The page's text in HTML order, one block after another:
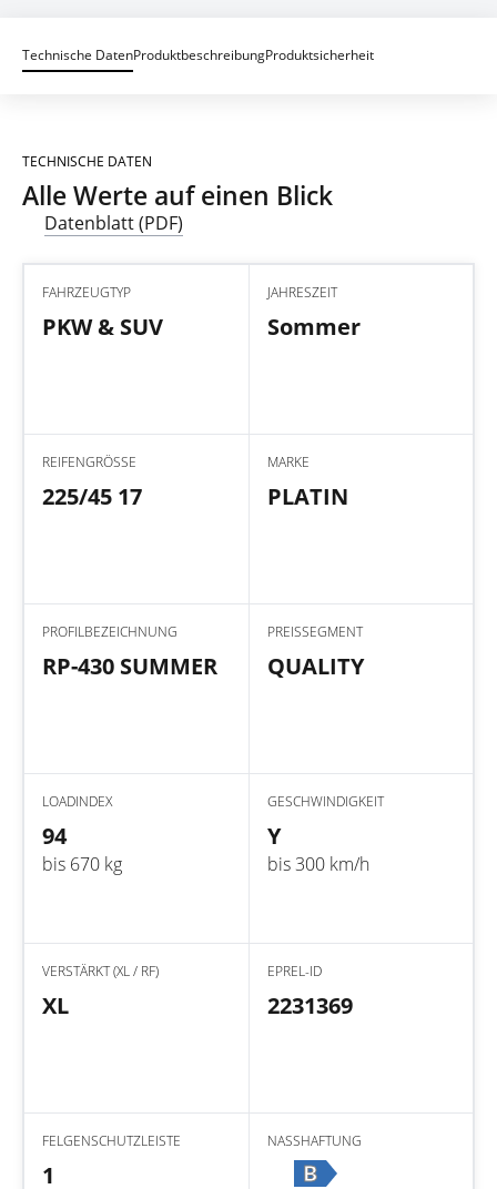
Technische DatenProduktbeschreibungProduktsicherheit
TECHNISCHE DATEN
Alle Werte auf einen Blick
Datenblatt (PDF)
FAHRZEUGTYP
PKW & SUV
JAHRESZEIT
Sommer
REIFENGRÖSSE
225/45 17
MARKE
PLATIN
PROFILBEZEICHNUNG
RP-430 SUMMER
PREISSEGMENT
QUALITY
LOADINDEX
94
bis 670 kg
GESCHWINDIGKEIT
Y
bis 300 km/h
VERSTÄRKT (XL / RF)
XL
EPREL-ID
2231369
FELGENSCHUTZLEISTE
1
NASSHAFTUNG
B